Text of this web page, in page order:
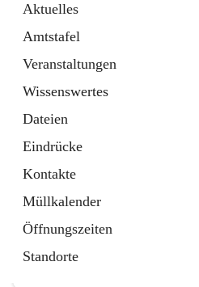
Aktuelles
Amtstafel
Veranstaltungen
Wissenswertes
Dateien
Eindrücke
Kontakte
Müllkalender
Öffnungszeiten
Standorte
Externe Webseite
in
Tab
Region Schneebergland
Externe Webseite
öffnet
in
neuem
Tab